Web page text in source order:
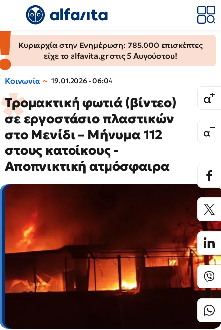
Κυριαρχία στην Ενημέρωση: 785.000 επισκέπτες
είχε το alfavita.gr στις 5 Αυγούστου!
Κοινωνία 19.01.2026 - 06:04
Τρομακτική φωτιά (βίντεο)
σε εργοστάσιο πλαστικών
στο Μενίδι – Μήνυμα 112
στους κατοίκους -
Αποπνικτική ατμόσφαιρα